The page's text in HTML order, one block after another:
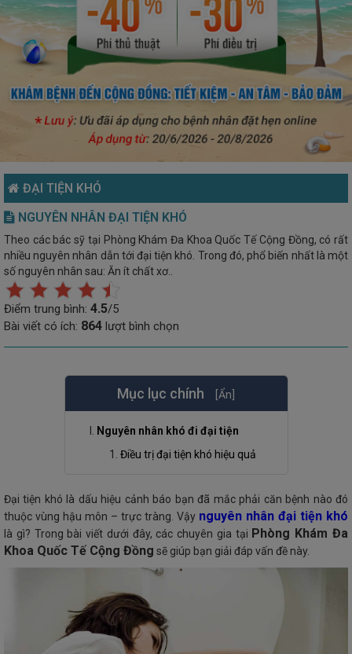
ĐẠI TIỆN KHÓ
NGUYÊN NHÂN ĐẠI TIỆN KHÓ
Theo các bác sỹ tại Phòng Khám Đa Khoa Quốc Tế Cộng Đồng, có rất
nhiều nguyên nhân dẫn tới đại tiện khó. Trong đó, phổ biến nhất là một
số nguyên nhân sau: Ăn ít chất xơ..
Điểm trung bình: 4.5/5
Bài viết có ích: 864 lượt bình chọn
Mục lục chính [Ẩn]
Nguyên nhân khó đi đại tiện
Điều trị đại tiện khó hiệu quả
Đại tiện khó là dấu hiệu cảnh báo bạn đã mắc phải căn bệnh nào đó
thuộc vùng hậu môn – trực tràng. Vậy nguyên nhân đại tiện khó
là gì? Trong bài viết dưới đây, các chuyên gia tại Phòng Khám Đa
Khoa Quốc Tế Cộng Đồng sẽ giúp bạn giải đáp vấn đề này.